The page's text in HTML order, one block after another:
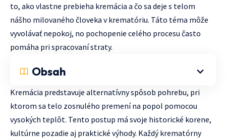
to, ako vlastne prebieha kremácia a čo sa deje s telom
nášho milovaného človeka v krematóriu. Táto téma môže
vyvolávať nepokoj, no pochopenie celého procesu často
pomáha pri spracovaní straty.
Obsah
Kremácia predstavuje alternatívny spôsob pohrebu, pri
ktorom sa telo zosnulého premení na popol pomocou
vysokých teplôt. Tento postup má svoje historické korene,
kultúrne pozadie aj praktické výhody. Každý krematórny